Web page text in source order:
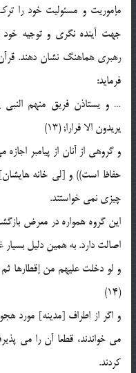
مإموریت و مسئولیت خود را
جهت آینده نگرى و توجیه
رهبرى هماهنگ نشان دهند.
فرماید:
… و یستاذن فریق منهم النبى
یریدون الا فرارا; (13)
و گروهى از آنان از پیامبر
حفاظ است)) و [لى خانه
چیزى نمى خواستند.
این گروه همواره در معرض
اصالت دارد. به همین دلیل بسیار
و لو دخلت علیهم من إقطارها ثم
(14)
و اگر از اطراف [مدینه] مورد
مى خواندند، قطعا آن را مى
کردند.